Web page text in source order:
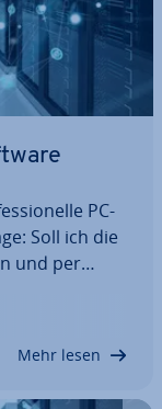
PC-
Soll ich die
und per
– aber
Mehr lesen